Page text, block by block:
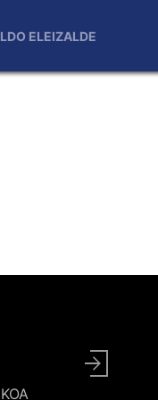
ELEIZALDE
User
account